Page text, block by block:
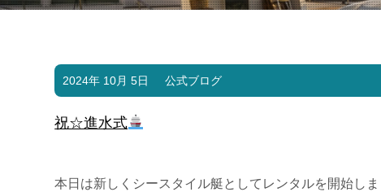
2024年 10月 5日 公式ブログ
祝☆進水式
本日は新しくシースタイル艇としてレンタルを開始し